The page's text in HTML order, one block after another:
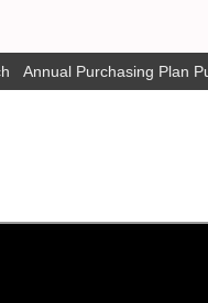
Annual Purchasing Plan